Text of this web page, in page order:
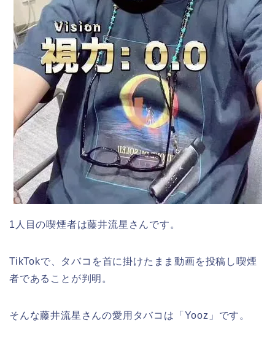
1人目の喫煙者は藤井流星さんです。
TikTokで、タバコを首に掛けたまま動画を投稿し喫煙
者であることが判明。
そんな藤井流星さんの愛用タバコは「Yooz」です。